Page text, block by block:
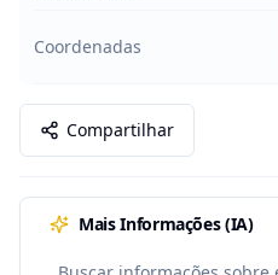
Coordenadas
Compartilhar
Mais Informações (IA)